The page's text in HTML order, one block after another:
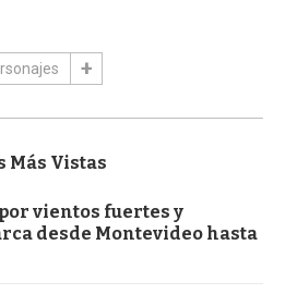
Más Vistas
vientos fuertes y
desde Montevideo hasta